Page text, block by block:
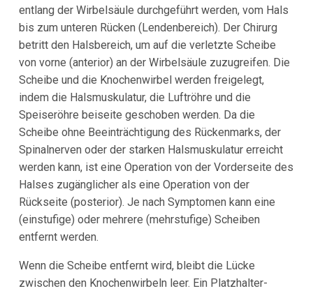
entlang der Wirbelsäule durchgeführt werden, vom Hals
bis zum unteren Rücken (Lendenbereich). Der Chirurg
betritt den Halsbereich, um auf die verletzte Scheibe
von vorne (anterior) an der Wirbelsäule zuzugreifen. Die
Scheibe und die Knochenwirbel werden freigelegt,
indem die Halsmuskulatur, die Luftröhre und die
Speiseröhre beiseite geschoben werden. Da die
Scheibe ohne Beeinträchtigung des Rückenmarks, der
Spinalnerven oder der starken Halsmuskulatur erreicht
werden kann, ist eine Operation von der Vorderseite des
Halses zugänglicher als eine Operation von der
Rückseite (posterior). Je nach Symptomen kann eine
(einstufige) oder mehrere (mehrstufige) Scheiben
entfernt werden.
Wenn die Scheibe entfernt wird, bleibt die Lücke
zwischen den Knochenwirbeln leer. Ein Platzhalter-